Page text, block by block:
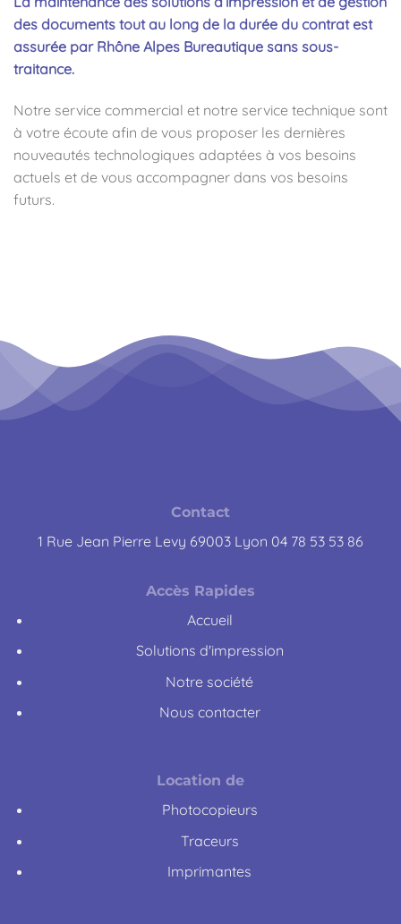
des documents tout au long de la durée du contrat est
assurée par Rhône Alpes Bureautique sans sous-
traitance.
Notre service commercial et notre service technique sont
à votre écoute afin de vous proposer les dernières
nouveautés technologiques adaptées à vos besoins
actuels et de vous accompagner dans vos besoins
futurs.
Contact
1 Rue Jean Pierre Levy 69003 Lyon 04 78 53 53 86
Accès Rapides
Accueil
Solutions d'impression
Notre société
Nous contacter
Location de
Photocopieurs
Traceurs
Imprimantes